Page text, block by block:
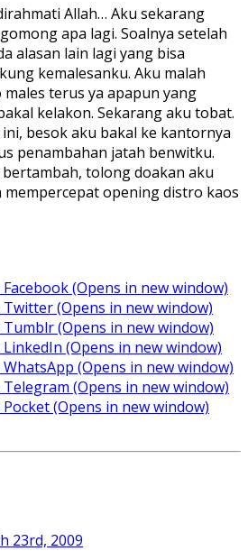
Allah… Aku sekarang
apa lagi. Soalnya setelah
alasan lain lagi yang bisa
kemalesanku. Aku malah
terus ya apapun yang
kelakon. Sekarang aku tobat.
besok aku bakal ke kantornya
penambahan jatah benwitku.
tolong doakan aku
mempercepat opening distro kaos
(Opens in new window)
(Opens in new window)
(Opens in new window)
(Opens in new window)
(Opens in new window)
(Opens in new window)
(Opens in new window)
23rd, 2009